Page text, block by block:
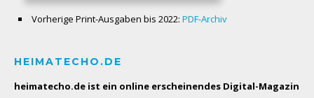
Vorherige Print-Ausgaben bis 2022: PDF-Archiv
HEIMATECHO.DE
heimatecho.de ist ein online erscheinendes Digital-Magazin